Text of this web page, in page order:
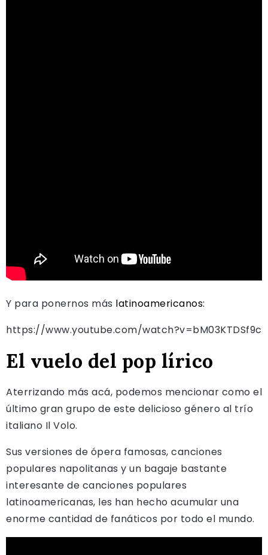
Y para ponernos más latinoamericanos:
https://www.youtube.com/watch?v=bM03KTDSf9c
El vuelo del pop lírico
Aterrizando más acá, podemos mencionar como el
último gran grupo de este delicioso género al trío
italiano Il Volo.
Sus versiones de ópera famosas, canciones
populares napolitanas y un bagaje bastante
interesante de canciones populares
latinoamericanas, les han hecho acumular una
enorme cantidad de fanáticos por todo el mundo.